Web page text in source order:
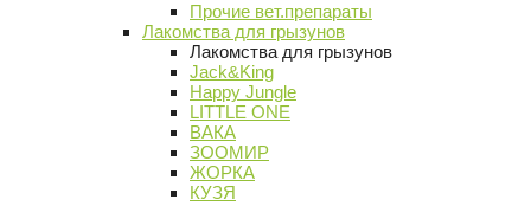
Прочие вет.препараты
Лакомства для грызунов
Лакомства для грызунов
Jack&King
Happy Jungle
LITTLE ONE
ВАКА
ЗООМИР
ЖОРКА
КУЗЯ